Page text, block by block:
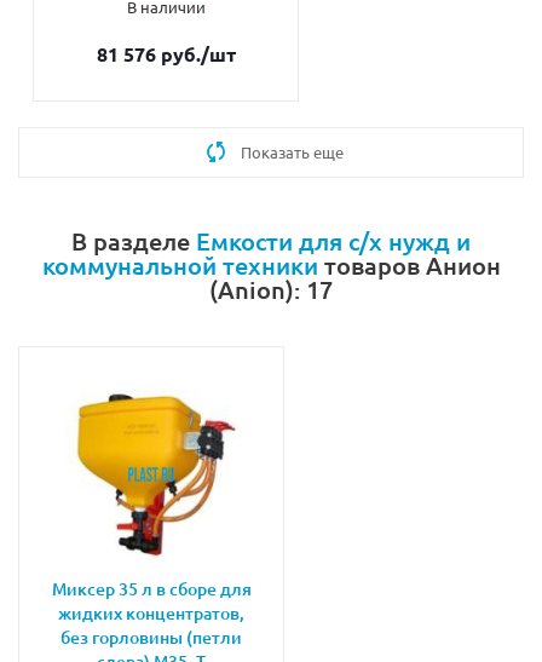
В наличии
81 576 руб./шт
Показать еще
В разделе Емкости для с/х нужд и
коммунальной техники товаров Анион
(Anion): 17
Миксер 35 л в сборе для
жидких концентратов,
без горловины (петли